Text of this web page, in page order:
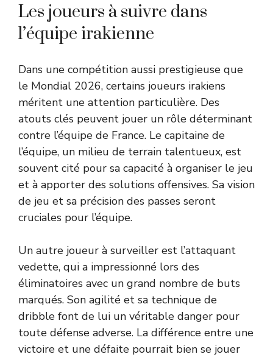
Les joueurs à suivre dans
l’équipe irakienne
Dans une compétition aussi prestigieuse que
le Mondial 2026, certains joueurs irakiens
méritent une attention particulière. Des
atouts clés peuvent jouer un rôle déterminant
contre l’équipe de France. Le capitaine de
l’équipe, un milieu de terrain talentueux, est
souvent cité pour sa capacité à organiser le jeu
et à apporter des solutions offensives. Sa vision
de jeu et sa précision des passes seront
cruciales pour l’équipe.
Un autre joueur à surveiller est l’attaquant
vedette, qui a impressionné lors des
éliminatoires avec un grand nombre de buts
marqués. Son agilité et sa technique de
dribble font de lui un véritable danger pour
toute défense adverse. La différence entre une
victoire et une défaite pourrait bien se jouer